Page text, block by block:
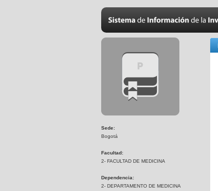
Sede:
Bogotá
Facultad:
2- FACULTAD DE MEDICINA
Dependencia:
2- DEPARTAMENTO DE MEDICINA